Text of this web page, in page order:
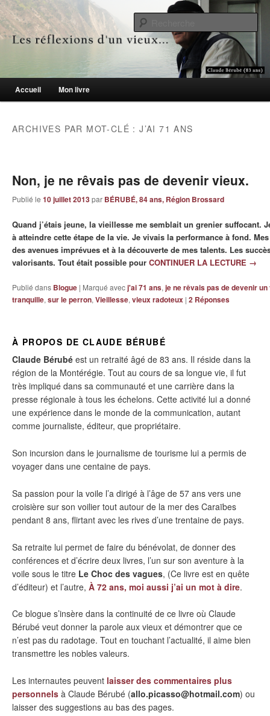
Les réflexions d'un vieux…
Le blogue des aînés de 65 ans et +
Menu principal
Aller au contenu principal
Aller au contenu secondaire
Accueil Mon livre
ARCHIVES PAR MOT-CLÉ :J’AI 71 ANS
Non, je ne rêvais pas de devenir vieux.
Publié le 10 juillet 2013par BÉRUBÉ, 84 ans, Région Brossard
Quand j’étais jeune, la vieillesse me semblait un grenier suffocant.
à atteindre cette étape de la vie. Je vivais la performance à fond.
des avenues imprévues et à la découverte de mes talents. Les
valorisants. Tout était possible pour CONTINUER LA LECTURE →
Publié dans Blogue | Marqué avecj'ai 71 ans, je ne rêvais pas de devenir
tranquille, sur le perron, Vieillesse, vieux radoteux | 2 Réponses
À PROPOS DE CLAUDE BÉRUBÉ
Claude Bérubé est un retraité âgé de 83 ans. Il réside dans la
région de la Montérégie. Tout au cours de sa longue vie, il fut
très impliqué dans sa communauté et une carrière dans la
presse régionale à tous les échelons. Cette activité lui a donné
une expérience dans le monde de la communication, autant
comme journaliste, éditeur, que propriétaire.
Son incursion dans le journalisme de tourisme lui a permis de
voyager dans une centaine de pays.
Sa passion pour la voile l’a dirigé à l’âge de 57 ans vers une
croisière sur son voilier tout autour de la mer des Caraïbes
pendant 8 ans, flirtant avec les rives d’une trentaine de pays.
Sa retraite lui permet de faire du bénévolat, de donner des
conférences et d’écrire deux livres, l’un sur son aventure à la
voile sous le titre Le Choc des vagues, (Ce livre est en quête
d’éditeur) et l’autre, À 72 ans, moi aussi j’ai un mot à dire.
Ce blogue s’insère dans la continuité de ce livre où Claude
Bérubé veut donner la parole aux vieux et démontrer que ce
n’est pas du radotage. Tout en touchant l’actualité, il aime bien
transmettre les nobles valeurs.
Les internautes peuvent laisser des commentaires plus
personnels à Claude Bérubé (allo.picasso@hotmail.com) ou
laisser des suggestions au bas des pages.